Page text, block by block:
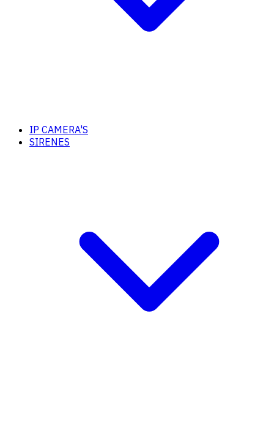
IP CAMERA'S
SIRENES